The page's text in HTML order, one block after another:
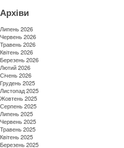
Архіви
Липень 2026
Червень 2026
Травень 2026
Квітень 2026
Березень 2026
Лютий 2026
Січень 2026
Грудень 2025
Листопад 2025
Жовтень 2025
Серпень 2025
Липень 2025
Червень 2025
Травень 2025
Квітень 2025
Березень 2025